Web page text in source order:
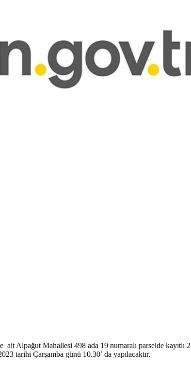
Alpağut Mahallesi 498 ada 19 numaralı parselde kayıtlı
tarihi Çarşamba günü 10.30’ da yapılacaktır.